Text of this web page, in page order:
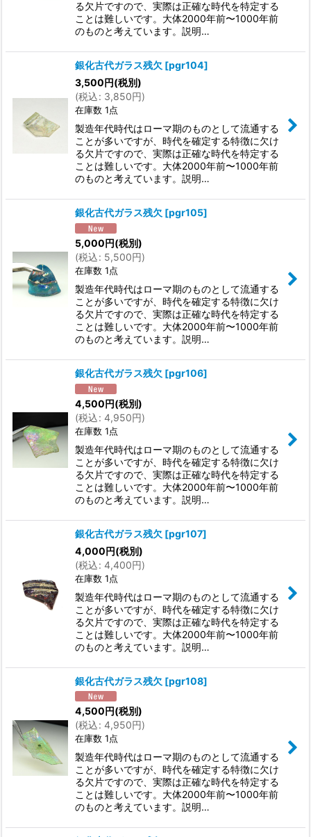
る欠片ですので、実際は正確な時代を特定する
ことは難しいです。大体2000年前〜1000年前
のものと考えています。説明…
銀化古代ガラス残欠 [pgr104]
3,500円(税別)
(税込: 3,850円)
在庫数 1点
製造年代時代はローマ期のものとして流通する
ことが多いですが、時代を確定する特徴に欠け
る欠片ですので、実際は正確な時代を特定する
ことは難しいです。大体2000年前〜1000年前
のものと考えています。説明…
銀化古代ガラス残欠 [pgr105]
5,000円(税別)
(税込: 5,500円)
在庫数 1点
製造年代時代はローマ期のものとして流通する
ことが多いですが、時代を確定する特徴に欠け
る欠片ですので、実際は正確な時代を特定する
ことは難しいです。大体2000年前〜1000年前
のものと考えています。説明…
銀化古代ガラス残欠 [pgr106]
4,500円(税別)
(税込: 4,950円)
在庫数 1点
製造年代時代はローマ期のものとして流通する
ことが多いですが、時代を確定する特徴に欠け
る欠片ですので、実際は正確な時代を特定する
ことは難しいです。大体2000年前〜1000年前
のものと考えています。説明…
銀化古代ガラス残欠 [pgr107]
4,000円(税別)
(税込: 4,400円)
在庫数 1点
製造年代時代はローマ期のものとして流通する
ことが多いですが、時代を確定する特徴に欠け
る欠片ですので、実際は正確な時代を特定する
ことは難しいです。大体2000年前〜1000年前
のものと考えています。説明…
銀化古代ガラス残欠 [pgr108]
4,500円(税別)
(税込: 4,950円)
在庫数 1点
製造年代時代はローマ期のものとして流通する
ことが多いですが、時代を確定する特徴に欠け
る欠片ですので、実際は正確な時代を特定する
ことは難しいです。大体2000年前〜1000年前
のものと考えています。説明…